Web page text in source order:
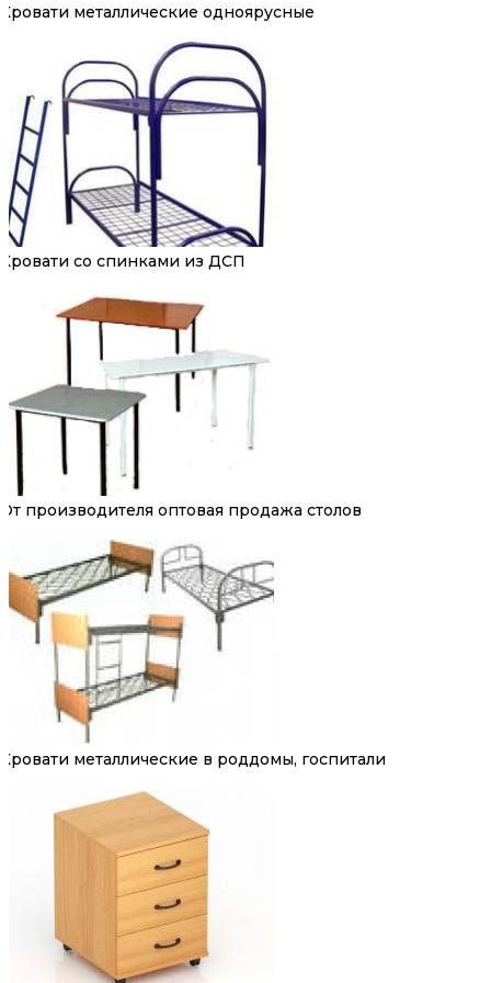
Кровати металлические одноярусные
Кровати со спинками из ДСП
От производителя оптовая продажа столов
Кровати металлические в роддомы, госпитали